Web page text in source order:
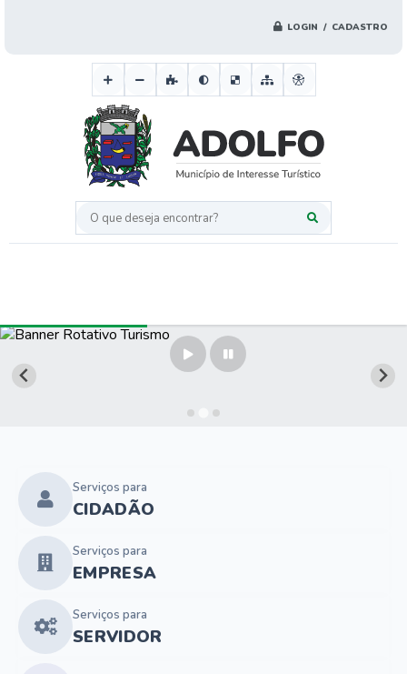
LOGIN / CADASTRO
O que deseja encontrar?
CIDADÃO
Serviços para
EMPRESA
Serviços para
SERVIDOR
Serviços para